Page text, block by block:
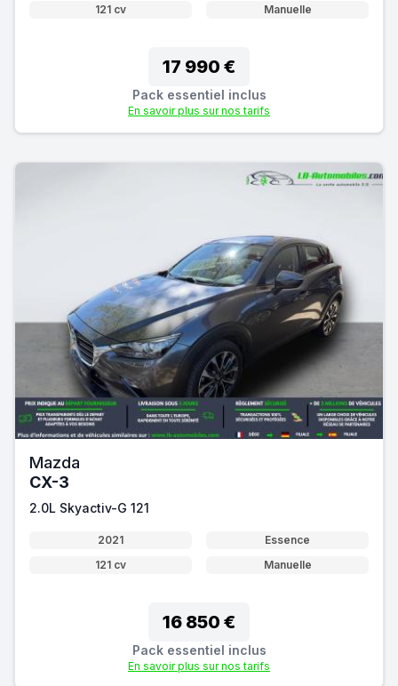
121 cv
Manuelle
17 990 €
Pack essentiel inclus
En savoir plus sur nos tarifs
Mazda
CX-3
2.0L Skyactiv-G 121
2021
Essence
121 cv
Manuelle
16 850 €
Pack essentiel inclus
En savoir plus sur nos tarifs